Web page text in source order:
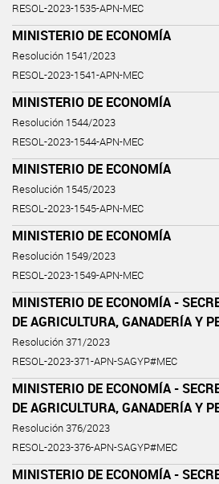
RESOL-2023-1535-APN-MEC
MINISTERIO DE ECONOMÍA
Resolución 1541/2023
RESOL-2023-1541-APN-MEC
MINISTERIO DE ECONOMÍA
Resolución 1544/2023
RESOL-2023-1544-APN-MEC
MINISTERIO DE ECONOMÍA
Resolución 1545/2023
RESOL-2023-1545-APN-MEC
MINISTERIO DE ECONOMÍA
Resolución 1549/2023
RESOL-2023-1549-APN-MEC
MINISTERIO DE ECONOMÍA -
DE AGRICULTURA, GANADERÍA Y
Resolución 371/2023
RESOL-2023-371-APN-SAGYP#MEC
MINISTERIO DE ECONOMÍA -
DE AGRICULTURA, GANADERÍA Y
Resolución 376/2023
RESOL-2023-376-APN-SAGYP#MEC
MINISTERIO DE ECONOMÍA -